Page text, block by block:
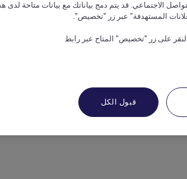
الاجتماعي. قد يتم دمج بياناتك مع بيانات متاحة لدى
المستهدفة" عبر زر "تخصيص".
على زر "تخصيص" المتاح عبر رابط
قبول الكل